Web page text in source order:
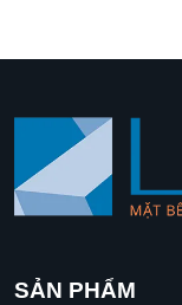
SẢN PHẨM